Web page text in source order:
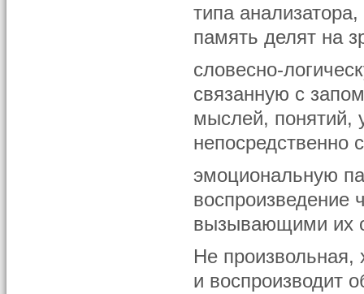
типа
память делят на
словесно-
связанную с
мыслей, понятий,
непосредственно
эмоциональную
воспроизведение
вызывающими их
Не произвольная,
и воспроизводит